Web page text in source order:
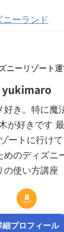
ニーランド
yukimaro
好き。特に魔
が好きです
ートに行けて
めのディズニ
の使い方講座
細プロフィール